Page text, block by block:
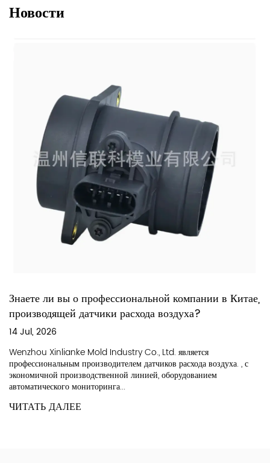
Новости
компании в Китае,
расхода воздуха?
Industry Co., Ltd. является
датчиков расхода воздуха. , с
линией, оборудованием
01 May, 2026
Что производит
производству